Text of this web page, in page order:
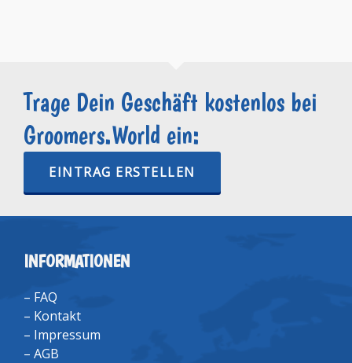
Trage Dein Geschäft kostenlos bei
Groomers.World ein:
EINTRAG ERSTELLEN
INFORMATIONEN
– FAQ
– Kontakt
– Impressum
– AGB